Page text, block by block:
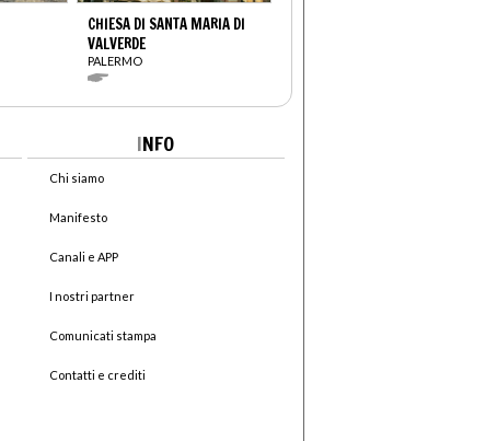
CHIESA DI SANTA MARIA DI
VALVERDE
PALERMO
INFO
Chi siamo
Manifesto
Canali e APP
I nostri partner
Comunicati stampa
Contatti e crediti